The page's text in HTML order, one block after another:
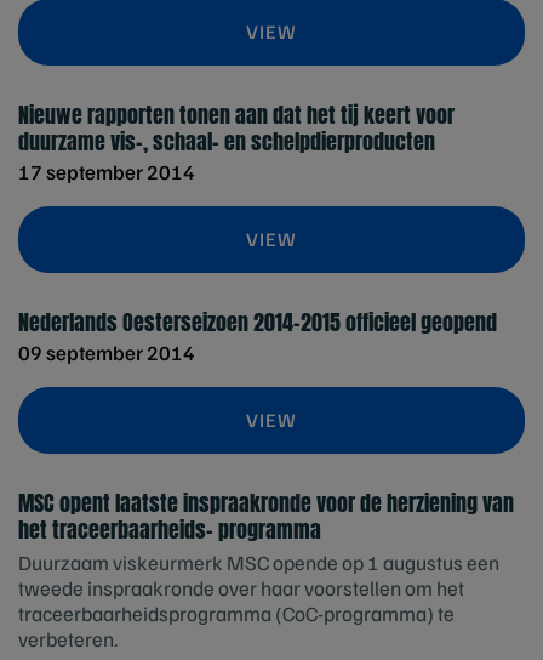
VIEW
Nieuwe rapporten tonen aan dat het tij keert voor
duurzame vis-, schaal- en schelpdierproducten
17 september 2014
VIEW
Nederlands Oesterseizoen 2014-2015 officieel geopend
09 september 2014
VIEW
MSC opent laatste inspraakronde voor de herziening van
het traceerbaarheids- programma
Duurzaam viskeurmerk MSC opende op 1 augustus een
tweede inspraakronde over haar voorstellen om het
traceerbaarheidsprogramma (CoC-programma) te
verbeteren.